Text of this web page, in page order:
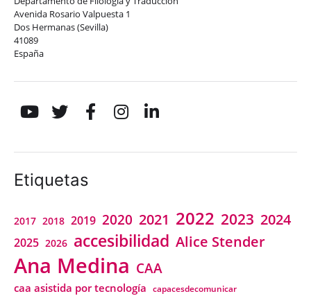
Avenida Rosario Valpuesta 1
Dos Hermanas (Sevilla)
41089
España
Etiquetas
2017 2018 2019 2020 2021 2022 2023 2024
2025 2026 accesibilidad Alice Stender
Ana Medina CAA
caa asistida por tecnología capacesdecomunicar